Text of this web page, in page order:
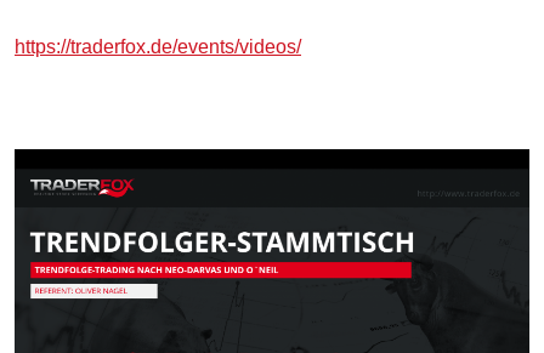
https://traderfox.de/events/videos/